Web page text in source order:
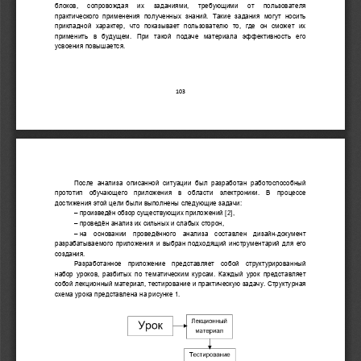
103
блоков,  сопровождая  их  заданиями,  требующими  от  пользователя
практического  применения  полученных  знаний.  Такие  задания  могут  носить
прикладной  характер,  что  показывает  пользователю  то,  где  он  сможет  их
применить  в  будущем.  При  такой  подаче  материала  эффективность  его
усвоения повышается.
После  анализа  описанной  ситуации  был  разработан работоспособный
прототип  обучающего  приложения в  области  электроники
.  В  процессе
достижения этой цели были выполнены следующие задачи:
– произведён обзор существующих приложений [2]
– проведён анализ их сильных и слабых сторон,
– на  основании  проведённого  анализа  составлен дизайн -документ
разрабатываемого приложения и выбран подходящий инструментарий для его
создания.
Разработанное  приложение  представляет  собой  структурированный
набор уроков, разбитых по тематическим курсам. Каждый урок представляет
собой лекционный материал, тестирование и практическую задачу. Структурная
схема урока представлена на рисунке 1.